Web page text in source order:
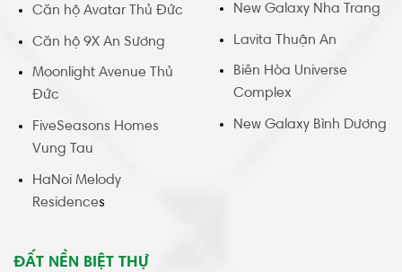
Căn hộ Avatar Thủ Đức
Căn hộ 9X An Sương
Moonlight Avenue Thủ
Đức
FiveSeasons Homes
Vung Tau
HaNoi Melody
Residences
New Galaxy Nha Trang
Lavita Thuận An
Biên Hòa Universe
Complex
New Galaxy Bình Dương
ĐẤT NỀN BIỆT THỰ